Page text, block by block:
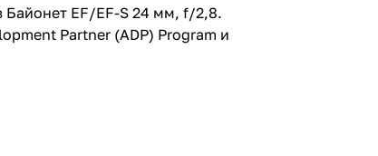
Байонет EF/EF-S 24 мм, f/2,8.
Partner (ADP) Program и